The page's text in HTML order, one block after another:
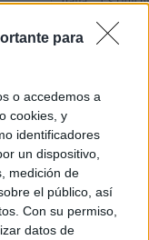
para
o accedemos a
cookies, y
identificadores
un dispositivo,
medición de
el público, así
Con su permiso,
datos de
"Solo
Sánchez